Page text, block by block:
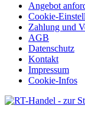
Angebot
Cookie-
Zahlung und
AGB
Datenschutz
Kontakt
Impressum
Cookie-Infos